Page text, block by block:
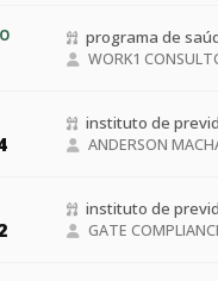
programa de
WORK1
instituto de
ANDERSON
instituto de
GATE